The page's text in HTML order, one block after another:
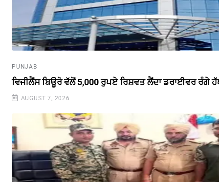
PUNJAB
ਵਿਜੀਲੈਂਸ ਬਿਊਰੋ ਵੱਲੋਂ 5,000 ਰੁਪਏ ਰਿਸ਼ਵਤ ਲੈਂਦਾ ਡਰਾਈਵਰ ਰੰਗੇ
AUGUST 7, 2026